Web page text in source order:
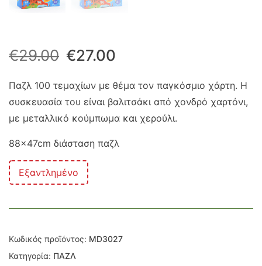
€29.00 Original
price
was:
€27.00
τρέχουσα
τιμή
Παζλ 100 τεμαχίων με θέμα τον παγκόσμιο χάρτη. Η
συσκευασία του είναι βαλιτσάκι από χονδρό χαρτόνι,
με μεταλλικό κούμπωμα και χερούλι.
88x47cm διάσταση παζλ
Εξαντλημένο
Κωδικός προϊόντος: MD3027
Κατηγορία: ΠΑΖΛ